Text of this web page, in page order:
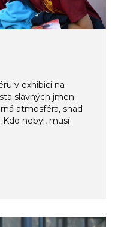
v exhibici na
slavných jmen
atmosféra, snad
Kdo nebyl, musí